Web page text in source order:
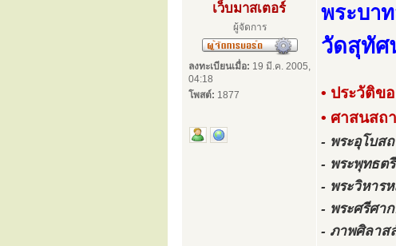
เว็บมาสเตอร์
ผู้จัดการ
ลงทะเบียนเมื่อ: 19 มี.ค. 2005,
04:18
โพสต์: 1877
พระบา
วัดสุทัศ
• ประวัติข
• ศาสนสถ
- พระอุโบสถ
- พระพุทธต
- พระวิหาร
- พระศรีศา
- ภาพศิลาส